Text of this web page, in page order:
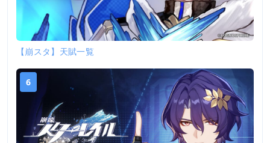
【崩スタ】天賦一覧
6